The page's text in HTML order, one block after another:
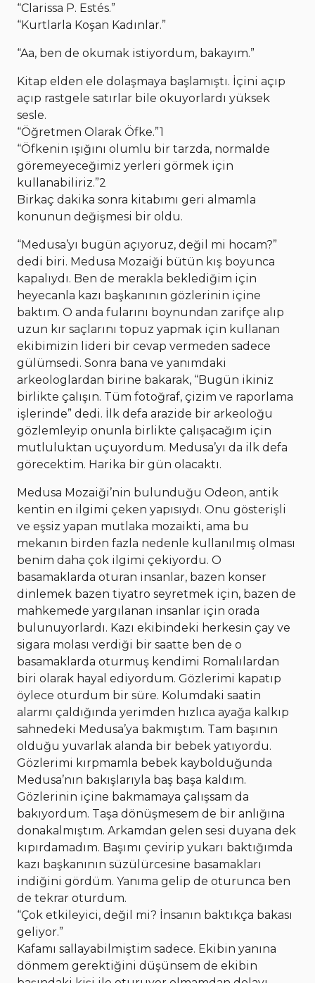
“Clarissa P. Estés.”
“Kurtlarla Koşan Kadınlar.”
“Aa, ben de okumak istiyordum, bakayım.”
Kitap elden ele dolaşmaya başlamıştı. İçini açıp
açıp rastgele satırlar bile okuyorlardı yüksek
sesle.
“Öğretmen Olarak Öfke.”1
“Öfkenin ışığını olumlu bir tarzda, normalde
göremeyeceğimiz yerleri görmek için
kullanabiliriz.”2
Birkaç dakika sonra kitabımı geri almamla
konunun değişmesi bir oldu.
“Medusa’yı bugün açıyoruz, değil mi hocam?”
dedi biri. Medusa Mozaiği bütün kış boyunca
kapalıydı. Ben de merakla beklediğim için
heyecanla kazı başkanının gözlerinin içine
baktım. O anda fularını boynundan zarifçe alıp
uzun kır saçlarını topuz yapmak için kullanan
ekibimizin lideri bir cevap vermeden sadece
gülümsedi. Sonra bana ve yanımdaki
arkeologlardan birine bakarak, “Bugün ikiniz
birlikte çalışın. Tüm fotoğraf, çizim ve raporlama
işlerinde” dedi. İlk defa arazide bir arkeoloğu
gözlemleyip onunla birlikte çalışacağım için
mutluluktan uçuyordum. Medusa’yı da ilk defa
görecektim. Harika bir gün olacaktı.
Medusa Mozaiği’nin bulunduğu Odeon, antik
kentin en ilgimi çeken yapısıydı. Onu gösterişli
ve eşsiz yapan mutlaka mozaikti, ama bu
mekanın birden fazla nedenle kullanılmış olması
benim daha çok ilgimi çekiyordu. O
basamaklarda oturan insanlar, bazen konser
dinlemek bazen tiyatro seyretmek için, bazen de
mahkemede yargılanan insanlar için orada
bulunuyorlardı. Kazı ekibindeki herkesin çay ve
sigara molası verdiği bir saatte ben de o
basamaklarda oturmuş kendimi Romalılardan
biri olarak hayal ediyordum. Gözlerimi kapatıp
öylece oturdum bir süre. Kolumdaki saatin
alarmı çaldığında yerimden hızlıca ayağa kalkıp
sahnedeki Medusa’ya bakmıştım. Tam başının
olduğu yuvarlak alanda bir bebek yatıyordu.
Gözlerimi kırpmamla bebek kaybolduğunda
Medusa’nın bakışlarıyla baş başa kaldım.
Gözlerinin içine bakmamaya çalışsam da
bakıyordum. Taşa dönüşmesem de bir anlığına
donakalmıştım. Arkamdan gelen sesi duyana dek
kıpırdamadım. Başımı çevirip yukarı baktığımda
kazı başkanının süzülürcesine basamakları
indiğini gördüm. Yanıma gelip de oturunca ben
de tekrar oturdum.
“Çok etkileyici, değil mi? İnsanın baktıkça bakası
geliyor.”
Kafamı sallayabilmiştim sadece. Ekibin yanına
dönmem gerektiğini düşünsem de ekibin